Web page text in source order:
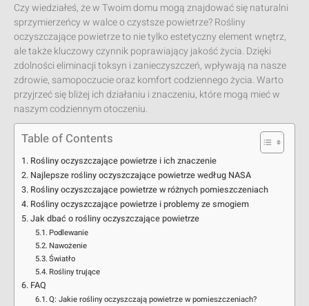
Czy wiedziałeś, że w Twoim domu mogą znajdować się naturalni
sprzymierzeńcy w walce o czystsze powietrze? Rośliny
oczyszczające powietrze to nie tylko estetyczny element wnętrz,
ale także kluczowy czynnik poprawiający jakość życia. Dzięki
zdolności eliminacji toksyn i zanieczyszczeń, wpływają na nasze
zdrowie, samopoczucie oraz komfort codziennego życia. Warto
przyjrzeć się bliżej ich działaniu i znaczeniu, które mogą mieć w
naszym codziennym otoczeniu.
Table of Contents
Rośliny oczyszczające powietrze i ich znaczenie
Najlepsze rośliny oczyszczające powietrze według NASA
Rośliny oczyszczające powietrze w różnych pomieszczeniach
Rośliny oczyszczające powietrze i problemy ze smogiem
Jak dbać o rośliny oczyszczające powietrze
Podlewanie
Nawożenie
Światło
Rośliny trujące
FAQ
Q: Jakie rośliny oczyszczają powietrze w pomieszczeniach?